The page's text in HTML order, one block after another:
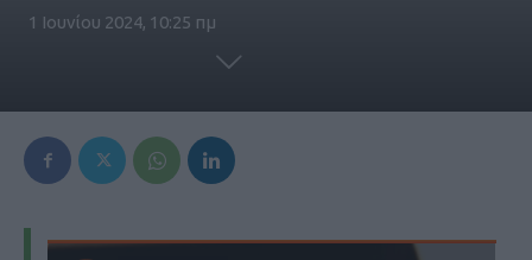
1 Ιουνίου 2024, 10:25 πμ